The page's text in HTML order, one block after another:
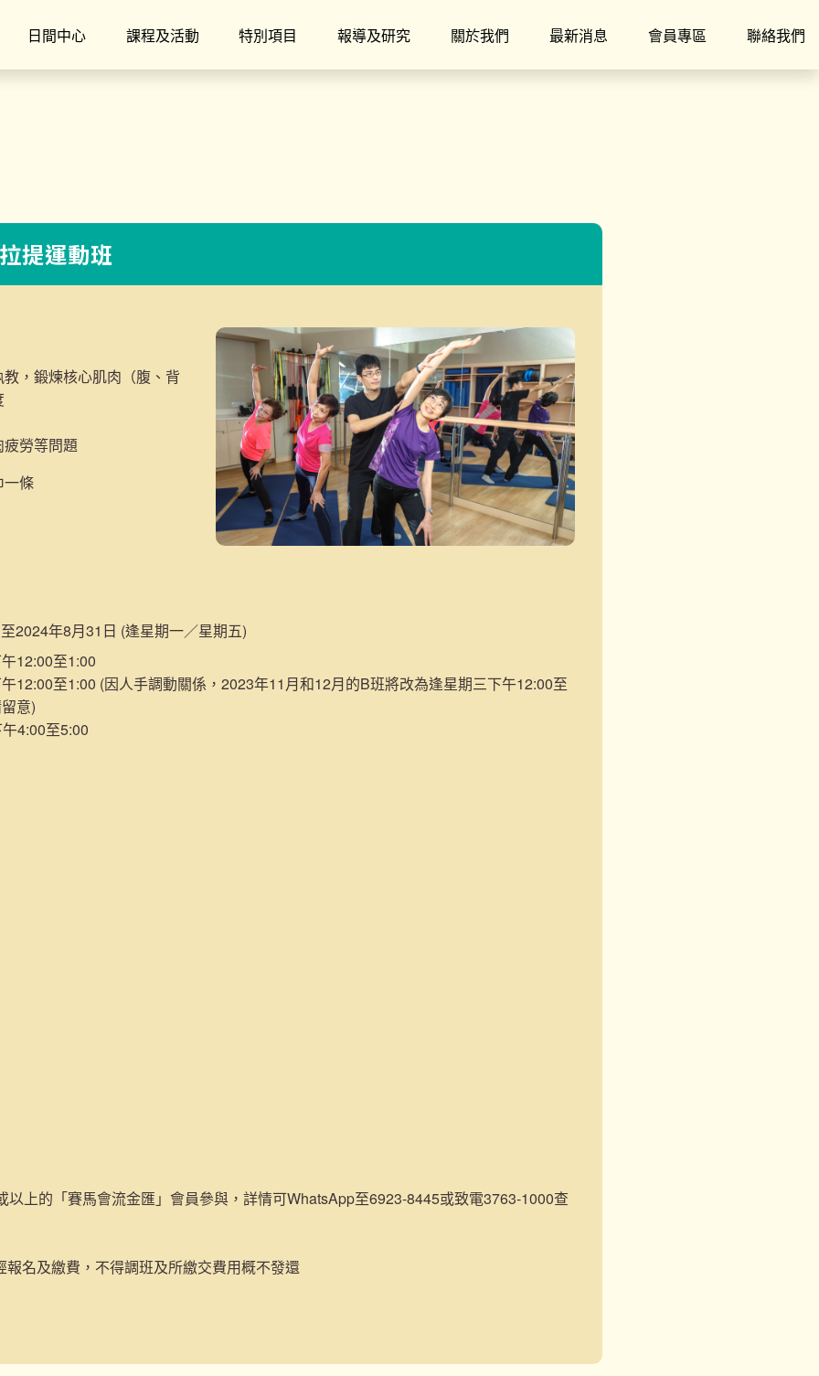
日間中心 課程及活動 特別項目 報導及研究 關於我們 最新消息 會員專區 聯絡我們
提運動班
，鍛煉核心肌肉（腹、背
勞等問題
一條
2024年8月31日 (逢星期一／星期五)
12:00至1:00
12:00至1:00 (因人手調動關係，2023年11月和12月的B班將改為逢星期三下午12:00至
意)
4:00至5:00
以上的「賽馬會流金匯」會員參與，詳情可WhatsApp至6923-8445或致電3763-1000查
報名及繳費，不得調班及所繳交費用概不發還